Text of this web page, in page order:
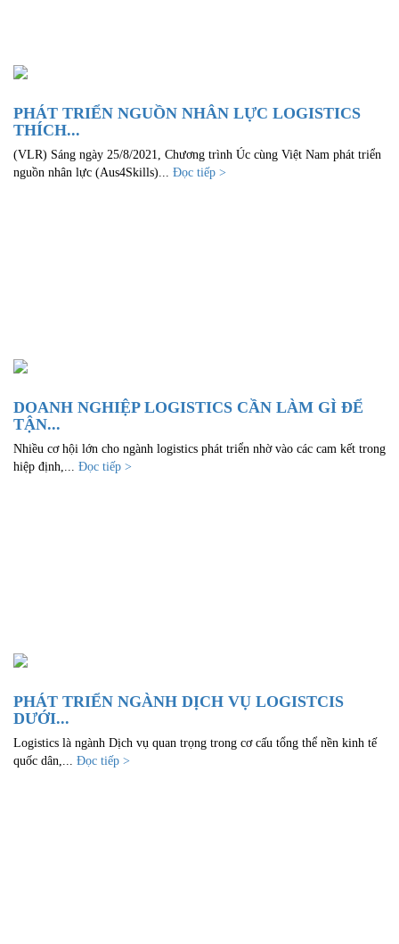
PHÁT TRIỂN NGUỒN NHÂN LỰC LOGISTICS
THÍCH...
(VLR) Sáng ngày 25/8/2021, Chương trình Úc cùng Việt Nam phát triển
nguồn nhân lực (Aus4Skills)... Đọc tiếp >
DOANH NGHIỆP LOGISTICS CẦN LÀM GÌ ĐỂ
TẬN...
Nhiều cơ hội lớn cho ngành logistics phát triển nhờ vào các cam kết trong
hiệp định,... Đọc tiếp >
PHÁT TRIỂN NGÀNH DỊCH VỤ LOGISTCIS
DƯỚI...
Logistics là ngành Dịch vụ quan trọng trong cơ cấu tổng thể nền kinh tế
quốc dân,... Đọc tiếp >